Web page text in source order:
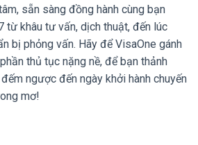
sẵn sàng đồng hành cùng bạn
từ khâu tư vấn, dịch thuật, đến lúc
bị phỏng vấn. Hãy để VisaOne gánh
thủ tục nặng nề, để bạn thảnh
ngược đến ngày khởi hành chuyến
mơ!